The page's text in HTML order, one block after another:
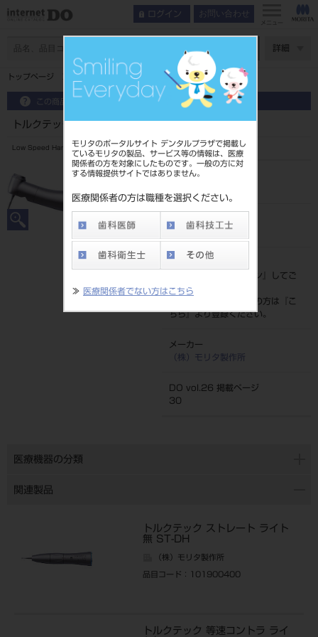
モリタのポータルサイト デンタルプラザで掲載し
ているモリタの製品、サービス等の情報は、医療
関係者の方を対象にしたものです。一般の方に対
する情報提供サイトではありません。
医療関係者の方は職種を選択ください。
≫ 医療関係者でない方はこちら
ログイン お問い合わせ
メニュー
詳細
トップページ トルクテック 等速コントラ ライト付 CA-DC-O
この商品に関するお問い合わせ
トルクテック 等速コントラ ライト付 CA-DC-O
Low Speed Handpiece
品目コード
JAN/EANコード
4548213016594
標準価格
ログイン
』してご
覧ください。
ネット会員登録がまだの方は『
こ
ちら』より登録ください。
メーカー
（株）モリタ製作所
DO vol.26 掲載ページ
30
医療機器の分類
関連製品
トルクテック ストレート ライト
無 ST-DH
（株）モリタ製作所
品目コード ：101900400
トルクテック 等速コントラ ライ